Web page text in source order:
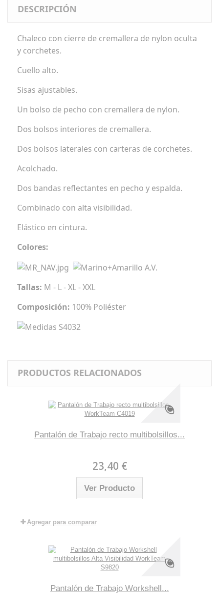
DESCRIPCIÓN
Chaleco con cierre de cremallera de nylon oculta
y corchetes.
Cuello alto.
Sisas ajustables.
Un bolso de pecho con cremallera de nylon.
Dos bolsos interiores de cremallera.
Dos bolsos laterales con carteras de corchetes.
Acolchado.
Dos bandas reflectantes en pecho y espalda.
Combinado con alta visibilidad.
Elástico en cintura.
Colores:
Tallas: M - L - XL - XXL
Composición: 100% Poliéster
PRODUCTOS RELACIONADOS
Pantalón de Trabajo recto multibolsillos...
23,40 €
Ver Producto
Agregar para comparar
Pantalón de Trabajo Workshell...